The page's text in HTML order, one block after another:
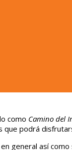
como Camino del
que podrá
general así